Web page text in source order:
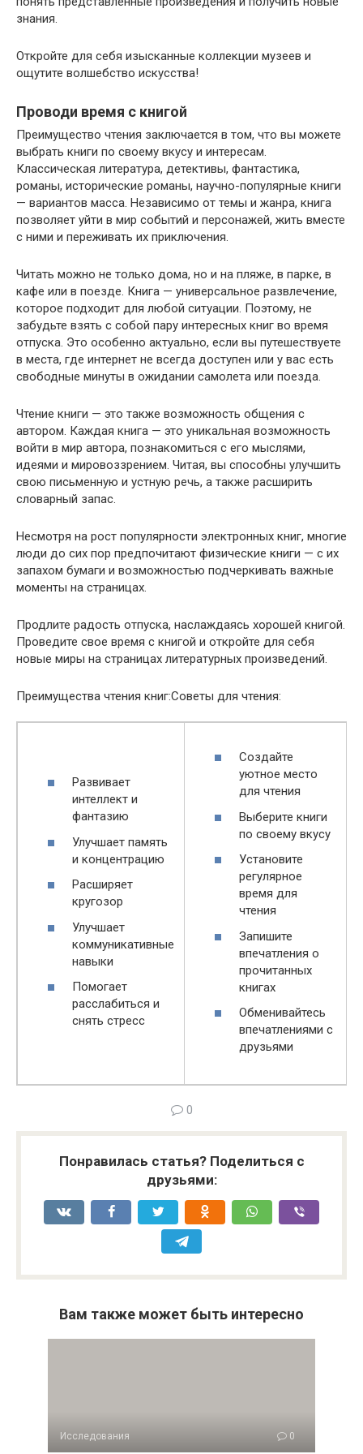
знания.
Откройте для себя изысканные коллекции музеев и
ощутите волшебство искусства!
Проводи время с книгой
Преимущество чтения заключается в том, что вы можете
выбрать книги по своему вкусу и интересам.
Классическая литература, детективы, фантастика,
романы, исторические романы, научно-популярные книги
— вариантов масса. Независимо от темы и жанра, книга
позволяет уйти в мир событий и персонажей, жить вместе
с ними и переживать их приключения.
Читать можно не только дома, но и на пляже, в парке, в
кафе или в поезде. Книга — универсальное развлечение,
которое подходит для любой ситуации. Поэтому, не
забудьте взять с собой пару интересных книг во время
отпуска. Это особенно актуально, если вы путешествуете
в места, где интернет не всегда доступен или у вас есть
свободные минуты в ожидании самолета или поезда.
Чтение книги — это также возможность общения с
автором. Каждая книга — это уникальная возможность
войти в мир автора, познакомиться с его мыслями,
идеями и мировоззрением. Читая, вы способны улучшить
свою письменную и устную речь, а также расширить
словарный запас.
Несмотря на рост популярности электронных книг, многие
люди до сих пор предпочитают физические книги — с их
запахом бумаги и возможностью подчеркивать важные
моменты на страницах.
Продлите радость отпуска, наслаждаясь хорошей книгой.
Проведите свое время с книгой и откройте для себя
новые миры на страницах литературных произведений.
Преимущества чтения книг:Советы для чтения:
Развивает
интеллект и
фантазию
Улучшает память
и концентрацию
Расширяет
кругозор
Улучшает
коммуникативные
навыки
Помогает
расслабиться и
снять стресс
Создайте
уютное место
для чтения
Выберите книги
по своему вкусу
Установите
регулярное
время для
чтения
Запишите
впечатления о
прочитанных
книгах
Обменивайтесь
впечатлениями с
друзьями
0
Понравилась статья? Поделиться с
друзьями:
Вам также может быть интересно
Исследования 0